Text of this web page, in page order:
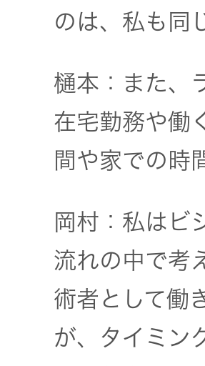
のは、私も同
樋本：また、
在宅勤務や働
間や家での時
岡村：私はビ
流れの中で考
術者として働
が、タイミン